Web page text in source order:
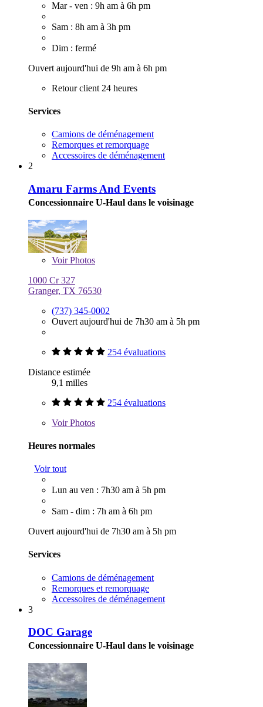
Mar - ven : 9h am à 6h pm
Sam : 8h am à 3h pm
Dim : fermé
Ouvert aujourd'hui de 9h am à 6h pm
Retour client 24 heures
Services
Camions de déménagement
Remorques et remorquage
Accessoires de déménagement
2
Amaru Farms And Events
Concessionnaire U-Haul dans le voisinage
VoirPhotos
1000 Cr 327
Granger, TX 76530
(737) 345-0002
Ouvert aujourd'hui de 7h30 am à 5h pm
254 évaluations
Distance estimée
9,1 milles
254 évaluations
VoirPhotos
Heures normales
Voir tout
Lun au ven : 7h30 am à 5h pm
Sam - dim : 7h am à 6h pm
Ouvert aujourd'hui de 7h30 am à 5h pm
Services
Camions de déménagement
Remorques et remorquage
Accessoires de déménagement
3
DOC Garage
Concessionnaire U-Haul dans le voisinage